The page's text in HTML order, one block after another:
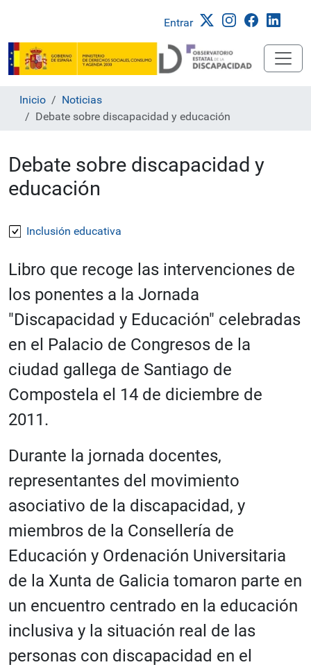
Entrar
Inicio
Noticias
Debate sobre discapacidad y educación
Debate sobre discapacidad y
educación
Inclusión educativa
Libro que recoge las intervenciones de
los ponentes a la Jornada
"Discapacidad y Educación" celebradas
en el Palacio de Congresos de la
ciudad gallega de Santiago de
Compostela el 14 de diciembre de
2011.
Durante la jornada docentes,
representantes del movimiento
asociativo de la discapacidad, y
miembros de la Consellería de
Educación y Ordenación Universitaria
de la Xunta de Galicia tomaron parte en
un encuentro centrado en la educación
inclusiva y la situación real de las
personas con discapacidad en el